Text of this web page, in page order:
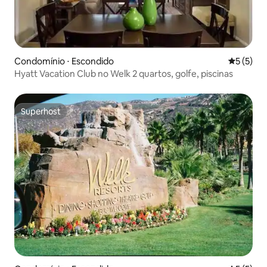
Condomínio ⋅ Escondido 5 de
5 (5)
Hyatt Vacation Club no Welk 2 quartos, golfe, piscinas
Superhost
Superhost